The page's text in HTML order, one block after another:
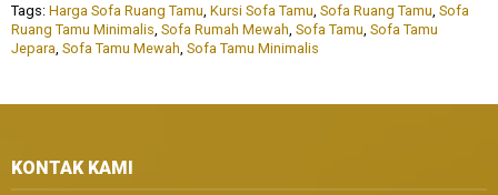
Tags: Harga Sofa Ruang Tamu Kursi Sofa Tamu Sofa Ruang Tamu Sofa
Ruang Tamu Minimalis Sofa Rumah Mewah Sofa Tamu Sofa Tamu
Jepara Sofa Tamu Mewah Sofa Tamu Minimalis
KONTAK KAMI